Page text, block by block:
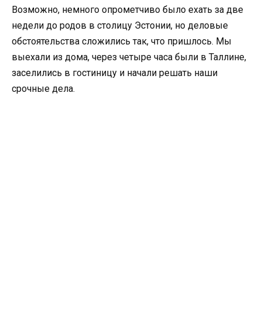
Возможно, немного опрометчиво было ехать за две
недели до родов в столицу Эстонии, но деловые
обстоятельства сложились так, что пришлось. Мы
выехали из дома, через четыре часа были в Таллине,
заселились в гостиницу и начали решать наши
срочные дела.